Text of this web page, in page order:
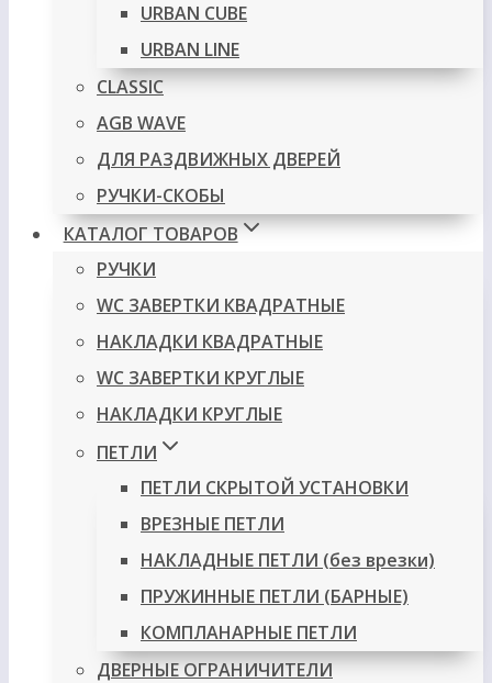
URBAN CUBE
URBAN LINE
CLASSIC
AGB WAVE
ДЛЯ РАЗДВИЖНЫХ ДВЕРЕЙ
РУЧКИ-СКОБЫ
КАТАЛОГ ТОВАРОВ
РУЧКИ
WC ЗАВЕРТКИ КВАДРАТНЫЕ
НАКЛАДКИ КВАДРАТНЫЕ
WC ЗАВЕРТКИ КРУГЛЫЕ
НАКЛАДКИ КРУГЛЫЕ
ПЕТЛИ
ПЕТЛИ СКРЫТОЙ УСТАНОВКИ
ВРЕЗНЫЕ ПЕТЛИ
НАКЛАДНЫЕ ПЕТЛИ (без врезки)
ПРУЖИННЫЕ ПЕТЛИ (БАРНЫЕ)
КОМПЛАНАРНЫЕ ПЕТЛИ
ДВЕРНЫЕ ОГРАНИЧИТЕЛИ